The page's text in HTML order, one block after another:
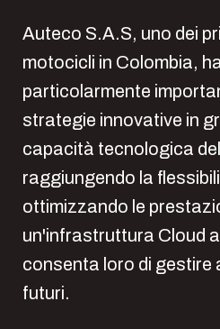
Auteco S.A.S, uno dei
motocicli in Colombia,
particolarmente
strategie innovative in
capacità tecnologica
raggiungendo la
ottimizzando le
un'infrastruttura Cloud
consenta loro di gestire
futuri.